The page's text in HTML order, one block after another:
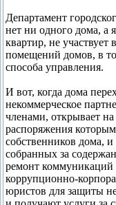
Департамент
нет ни одного дома, а
квартир, не участвует
помещений домов, в
способа управления.
И вот, когда дома
некоммерческое
членами, открывает
распоряжения
собственников дома, и
собранных за
ремонт коммуникаций
коррупционно-
юристов для защиты